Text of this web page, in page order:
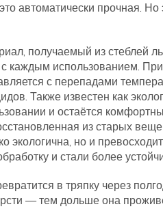
автоматически прочная. Но
получаемый из стеблей
каждым использованием.
с перепадами
. Также известен как
и остаётся
из старых
экологична, но и
и стали более
в тряпку через
— тем дольше она